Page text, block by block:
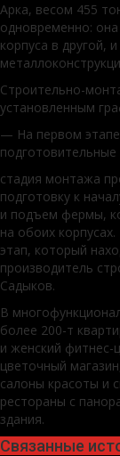
Арка, весом 455
одновременно:
корпуса в другой,
Строительно-
установленным
— На первом этапе
стадия монтажа
подготовку к
и подъем фермы,
на обоих
этап, который
производитель
Садыков.
В
более 200-т
и женский фитнес-
цветочный
салоны красоты и
рестораны с
здания.
Связанные